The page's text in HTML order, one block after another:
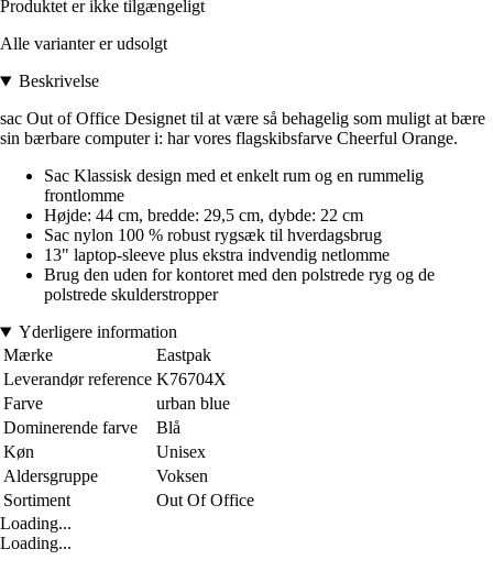
Produktet er ikke tilgængeligt
Alle varianter er udsolgt
Beskrivelse
sac Out of Office Designet til at være så behagelig som muligt at bære
sin bærbare computer i: har vores flagskibsfarve Cheerful Orange.
Sac Klassisk design med et enkelt rum og en rummelig
frontlomme
Højde: 44 cm, bredde: 29,5 cm, dybde: 22 cm
Sac nylon 100 % robust rygsæk til hverdagsbrug
13" laptop-sleeve plus ekstra indvendig netlomme
Brug den uden for kontoret med den polstrede ryg og de
polstrede skulderstropper
Yderligere information
Mærke
Eastpak
Leverandør reference K76704X
Farve
urban blue
Dominerende farve
Blå
Køn
Unisex
Aldersgruppe
Voksen
Sortiment
Out Of Office
Loading...
Loading...